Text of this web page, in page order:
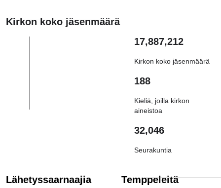
Kirkon koko jäsenmäärä
17,887,212
Kirkon koko jäsenmäärä
188
Kieliä, joilla kirkon
aineistoa
32,046
Seurakuntia
Lähetyssaarnaajia
Temppeleitä